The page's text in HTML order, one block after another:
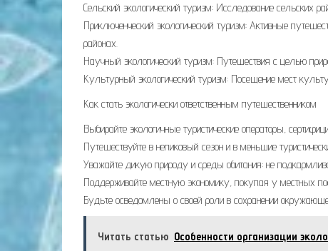
Сельский экологический туризм: Исследование сельских
Приключенческий экологический туризм: Активные
районах.
Научный экологический туризм: Путешествия с целью
Культурный экологический туризм: Посещение мест
Как стать экологически ответственным путешественником
Выбирайте экологичные туристические операторы,
Путешествуйте в непиковый сезон и в меньшие
Уважайте дикую природу и среды обитания: не
Поддерживайте местную экономику, покупая у местных
Будьте осведомлены о своей роли в сохранении
Читать статью Особенности организации